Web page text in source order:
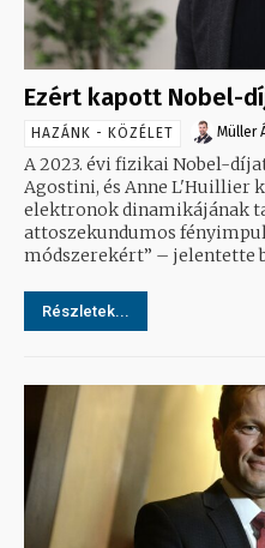
Ezért kapott Nobel-
HAZÁNK - KÖZÉLET Müller
A 2023. évi fizikai Nobel-
Agostini, és Anne L'Huillier
elektronok dinamikájának
attoszekundumos
módszerekért” – jelentette
Részletek...